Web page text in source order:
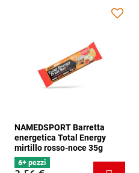
NAMEDSPORT Barretta
energetica Total Energy
mirtillo rosso-noce 35g
6+ pezzi